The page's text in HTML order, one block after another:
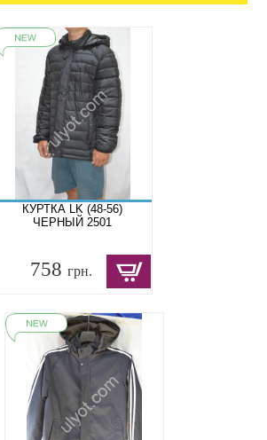
КУРТКА LK (48-56)
ЧЕРНЫЙ 2501
758 грн.